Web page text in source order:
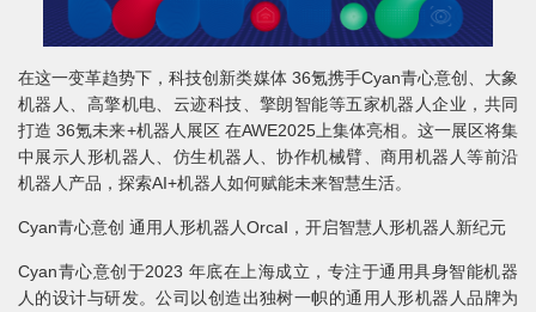
在这一变革趋势下，科技创新类媒体 36氪携手Cyan青心意创、大象
机器人、高擎机电、云迹科技、擎朗智能等五家机器人企业，共同
打造 36氪未来+机器人展区 在AWE2025上集体亮相。这一展区将集
中展示人形机器人、仿生机器人、协作机械臂、商用机器人等前沿
机器人产品，探索AI+机器人如何赋能未来智慧生活。
Cyan青心意创 通用人形机器人OrcaⅠ，开启智慧人形机器人新纪元
Cyan青心意创于2023 年底在上海成立，专注于通用具身智能机器
人的设计与研发。公司以创造出独树一帜的通用人形机器人品牌为